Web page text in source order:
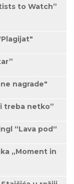
to Watch”
nagrade"
treba netko”
“Lava pod“
„Moment in